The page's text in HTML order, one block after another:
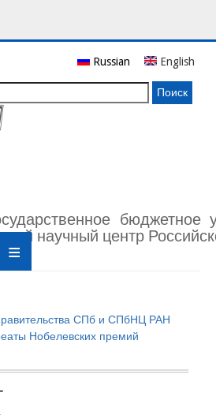
бюджетное
научный центр
Russian English
СПб и СПбНЦ РАН
Нобелевских премий